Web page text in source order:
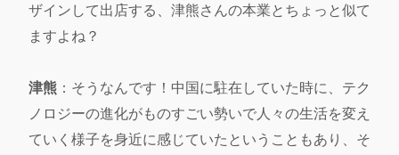
ザインして出店する、津熊さんの本業とちょっと似て
ますよね？
津熊 ：そうなんです！中国に駐在していた時に、テク
ノロジーの進化がものすごい勢いで人々の生活を変え
ていく様子を身近に感じていたということもあり、そ